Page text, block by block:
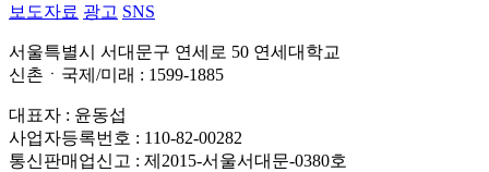
보도자료 광고 SNS
서울특별시 서대문구 연세로 50 연세대학교
신촌ㆍ국제/미래 : 1599-1885
대표자 : 윤동섭
사업자등록번호 : 110-82-00282
통신판매업신고 : 제2015-서울서대문-0380호